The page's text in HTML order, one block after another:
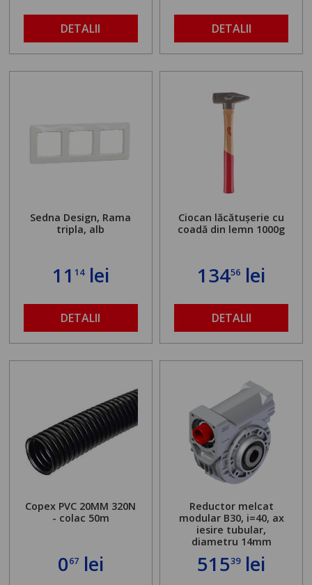
maximă admisă de 500
kg și înălțime reglabilă
de la 1,8 la 2,9 m
DETALII DETALII
Sedna Design, Rama
tripla, alb
11 14lei
DETALII
Ciocan lăcătușerie cu
coadă din lemn 1000g
13456 lei
DETALII
Copex PVC 20MM 320N
- colac 50m
067lei
Reductor melcat
modular B30, i=40, ax
iesire tubular,
diametru 14mm
51539lei